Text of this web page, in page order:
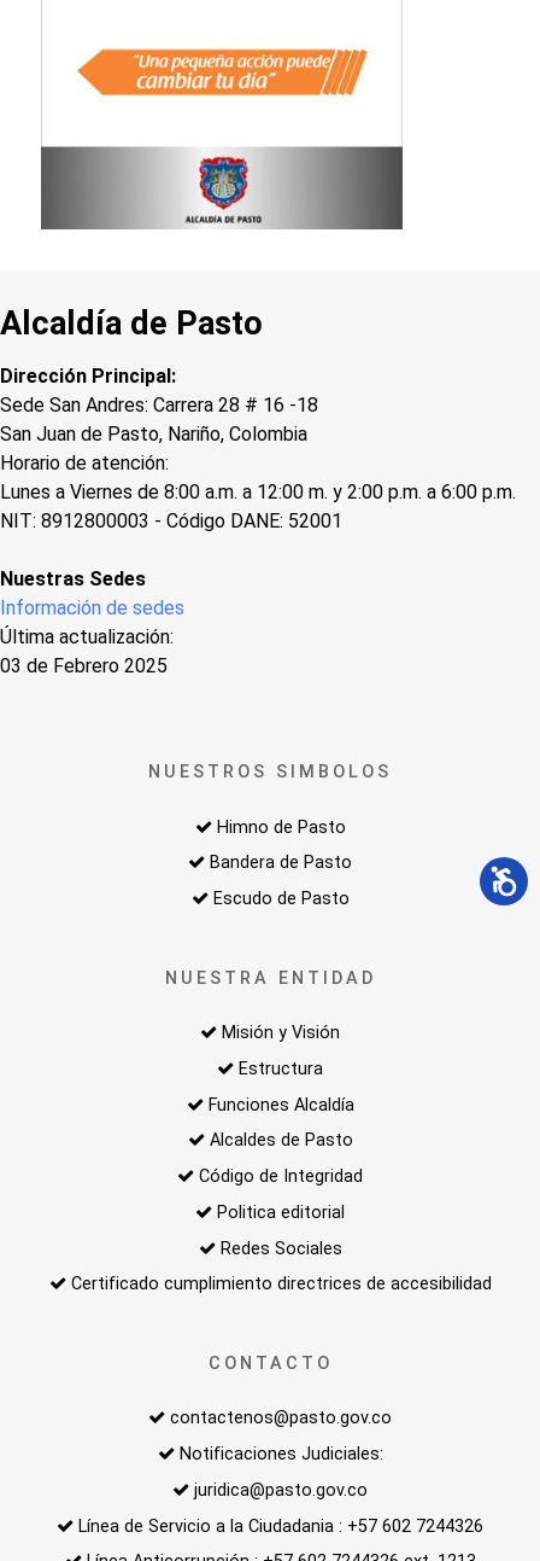
Alcaldía de Pasto
Dirección Principal:
Sede San Andres: Carrera 28 # 16 -18
San Juan de Pasto, Nariño, Colombia
Horario de atención:
Lunes a Viernes de 8:00 a.m. a 12:00 m. y 2:00 p.m. a 6:00 p.m.
NIT: 8912800003 - Código DANE: 52001
Nuestras Sedes
Información de sedes
Última actualización:
03 de Febrero 2025
NUESTROS SIMBOLOS
Himno de Pasto
Bandera de Pasto
Escudo de Pasto
NUESTRA ENTIDAD
Misión y Visión
Estructura
Funciones Alcaldía
Alcaldes de Pasto
Código de Integridad
Politica editorial
Redes Sociales
Certificado cumplimiento directrices de accesibilidad
CONTACTO
contactenos@pasto.gov.co
Notificaciones Judiciales:
juridica@pasto.gov.co
Línea de Servicio a la Ciudadania : +57 602 7244326